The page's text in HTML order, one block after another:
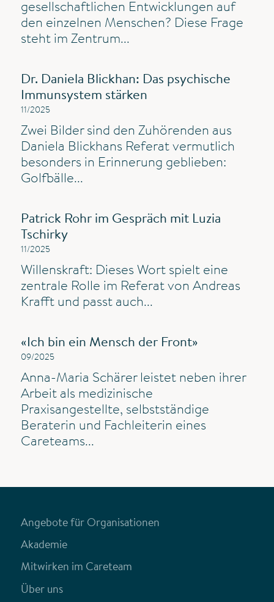
gesellschaftlichen Entwicklungen auf
den einzelnen Menschen? Diese Frage
steht im Zentrum...
Dr. Daniela Blickhan: Das psychische
Immunsystem stärken
11/2025
Zwei Bilder sind den Zuhörenden aus
Daniela Blickhans Referat vermutlich
besonders in Erinnerung geblieben:
Golfbälle...
Patrick Rohr im Gespräch mit Luzia
Tschirky
11/2025
Willenskraft: Dieses Wort spielt eine
zentrale Rolle im Referat von Andreas
Krafft und passt auch...
«Ich bin ein Mensch der Front»
09/2025
Anna-Maria Schärer leistet neben ihrer
Arbeit als medizinische
Praxisangestellte, selbstständige
Beraterin und Fachleiterin eines
Careteams...
Angebote für Organisationen
Akademie
Mitwirken im Careteam
Über uns